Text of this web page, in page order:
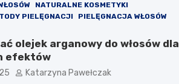
NATURALNE KOSMETYKI
PIELĘGNACJI
PIELĘGNACJA WŁOSÓW
olejek arganowy do włosów dla
efektów
Katarzyna Pawełczak